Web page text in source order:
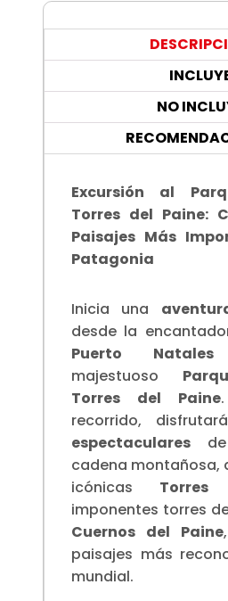
NO
Excursión al
Torres del Paine:
Paisajes Más
Patagonia
Inicia una
desde la
Puerto Natales
majestuoso
Torres del Paine
recorrido,
espectacularesde
cadena montañosa,
icónicas
imponentes torres
Cuernos del Paine
paisajes más
mundial.